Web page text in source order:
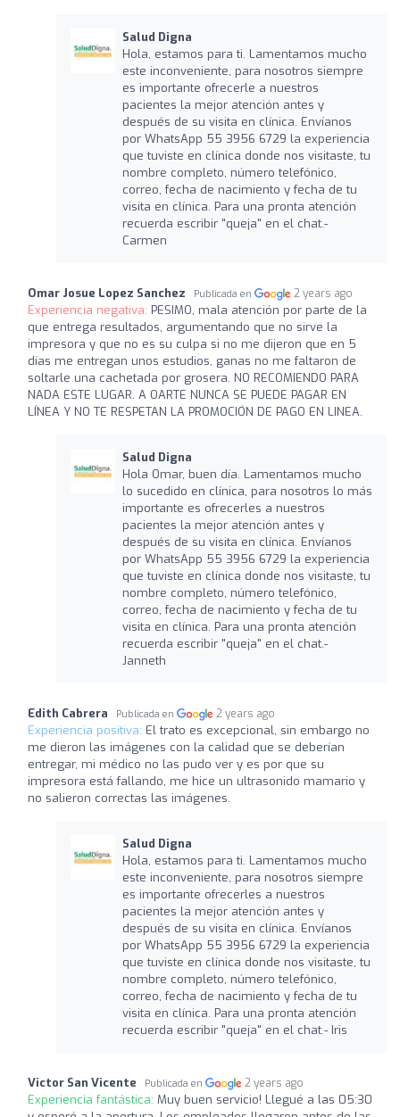
Salud Digna
Hola, estamos para ti. Lamentamos mucho
este inconveniente, para nosotros siempre
es importante ofrecerle a nuestros
pacientes la mejor atención antes y
después de su visita en clínica. Envíanos
por WhatsApp 55 3956 6729 la experiencia
que tuviste en clínica donde nos visitaste, tu
nombre completo, número telefónico,
correo, fecha de nacimiento y fecha de tu
visita en clínica. Para una pronta atención
recuerda escribir "queja" en el chat.-
Carmen
Omar Josue Lopez Sanchez Publicada en 2 years ago
Experiencia negativa: PESIMO, mala atención por parte de la
que entrega resultados, argumentando que no sirve la
impresora y que no es su culpa si no me dijeron que en 5
días me entregan unos estudios, ganas no me faltaron de
soltarle una cachetada por grosera. NO RECOMIENDO PARA
NADA ESTE LUGAR. A OARTE NUNCA SE PUEDE PAGAR EN
LÍNEA Y NO TE RESPETAN LA PROMOCIÓN DE PAGO EN LINEA.
Salud Digna
Hola Omar, buen día. Lamentamos mucho
lo sucedido en clínica, para nosotros lo más
importante es ofrecerles a nuestros
pacientes la mejor atención antes y
después de su visita en clínica. Envíanos
por WhatsApp 55 3956 6729 la experiencia
que tuviste en clínica donde nos visitaste, tu
nombre completo, número telefónico,
correo, fecha de nacimiento y fecha de tu
visita en clínica. Para una pronta atención
recuerda escribir "queja" en el chat.-
Janneth
Edith Cabrera Publicada en 2 years ago
Experiencia positiva: El trato es excepcional, sin embargo no
me dieron las imágenes con la calidad que se deberían
entregar, mi médico no las pudo ver y es por que su
impresora está fallando, me hice un ultrasonido mamario y
no salieron correctas las imágenes.
Salud Digna
Hola, estamos para ti. Lamentamos mucho
este inconveniente, para nosotros siempre
es importante ofrecerles a nuestros
pacientes la mejor atención antes y
después de su visita en clínica. Envíanos
por WhatsApp 55 3956 6729 la experiencia
que tuviste en clínica donde nos visitaste, tu
nombre completo, número telefónico,
correo, fecha de nacimiento y fecha de tu
visita en clínica. Para una pronta atención
recuerda escribir "queja" en el chat.- Iris
Victor San Vicente Publicada en 2 years ago
Experiencia fantástica: Muy buen servicio! Llegué a las 05:30